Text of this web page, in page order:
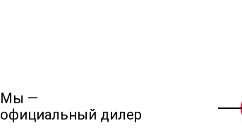
Мы —
официальный дилер